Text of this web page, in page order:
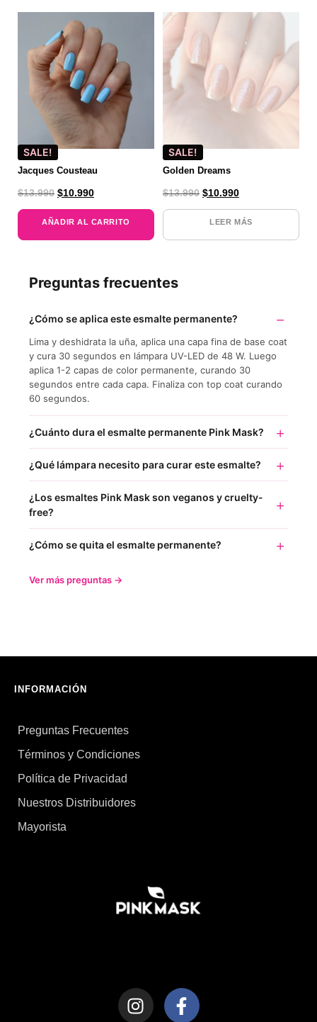
SALE!
Jacques Cousteau
$13.990 $10.990
AÑADIR AL CARRITO
SALE!
Golden Dreams
$13.990 $10.990
LEER MÁS
Preguntas frecuentes
¿Cómo se aplica este esmalte permanente?
Lima y deshidrata la uña, aplica una capa fina de base coat
y cura 30 segundos en lámpara UV-LED de 48 W. Luego
aplica 1-2 capas de color permanente, curando 30
segundos entre cada capa. Finaliza con top coat curando
60 segundos.
¿Cuánto dura el esmalte permanente Pink Mask?
¿Qué lámpara necesito para curar este esmalte?
¿Los esmaltes Pink Mask son veganos y cruelty-
free?
¿Cómo se quita el esmalte permanente?
Ver más preguntas →
INFORMACIÓN
Preguntas Frecuentes
Términos y Condiciones
Política de Privacidad
Nuestros Distribuidores
Mayorista